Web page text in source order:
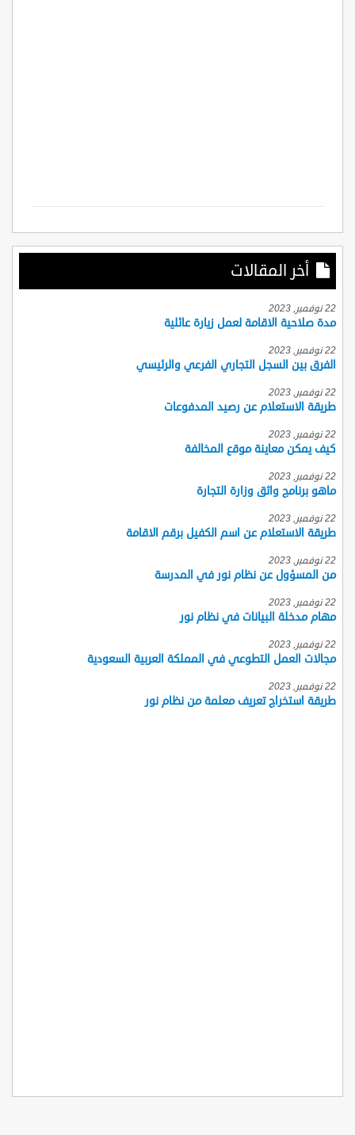
أخر المقالات
22 نوفمبر, 2023
مدة صلاحية الاقامة لعمل زيارة عائلية
22 نوفمبر, 2023
الفرق بين السجل التجاري الفرعي والرئيسي
22 نوفمبر, 2023
طريقة الاستعلام عن رصيد المدفوعات
22 نوفمبر, 2023
كيف يمكن معاينة موقع المخالفة
22 نوفمبر, 2023
ماهو برنامج واثق وزارة التجارة
22 نوفمبر, 2023
طريقة الاستعلام عن اسم الكفيل برقم الاقامة
22 نوفمبر, 2023
من المسؤول عن نظام نور في المدرسة
22 نوفمبر, 2023
مهام مدخلة البيانات في نظام نور
22 نوفمبر, 2023
مجالات العمل التطوعي في المملكة العربية السعودية
22 نوفمبر, 2023
طريقة استخراج تعريف معلمة من نظام نور